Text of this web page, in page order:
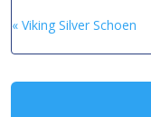
« Viking Silver Schoen